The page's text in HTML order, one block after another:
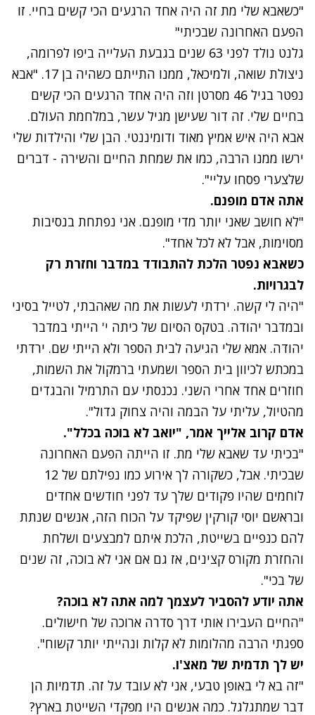
"כשאבא שלי מת זה היה אחד הרגעים הכי קשים בחיי. זו
הפעם האחרונה שבכיתי"
גלנט נולד לפני 63 שנים בגבעת העלייה ביפו לפרומה,
ניצולת שואה, ולמיכאל, ממנו התייתם כשהיה בן 17. "אבא
נפטר בגיל 46 מסרטן וזה היה אחד הרגעים הכי קשים
בחיים שלי. זה דור שעישן מגיל עשר, במלחמת העולם.
אבא היה איש אמיץ מאוד ודומיננטי. הבן שלי והילדות שלי
ירשו ממנו הרבה, כמו את שמחת החיים והשירה - דברים
שלצערי פסחו עליי".
אתה אדם מופנם.
"לא חושב שאני יותר מדי מופנם. אני נפתחת בנסיבות
מסוימות, אבל לא לכל אחד".
כשאבא נפטר הלכת להתבודד במדבר וחזרת רק
לבגרויות.
"היה לי קשה. ירדתי לעשות את מה שאהבתי, לטייל בסיני
ובמדבר יהודה. בטקס הסיום של כיתה י' הייתי במדבר
יהודה. אמא שלי הגיעה לבית הספר ולא הייתי שם. ירדתי
במכתש לכיוון בית הספר ושמעתי ברמקול את השמות,
חוזרים אחד אחרי השני. נכנסתי עם התרמיל והבגדים
מהטיול, עליתי על הבמה והיה צחוק גדול".
אדם קרוב אלייך אמר, "יואב לא בוכה בכלל".
"בכיתי עד שאבא שלי מת. זו הייתה הפעם האחרונה
שבכיתי. אבל, כשקורה לך אירוע כמו נפילתם של 12
לוחמים שהיו פקודים שלך עד לפני חודשים אחדים
ובראשם יוסי קורקין שפיקד על הכוח הזה, אנשים שנתת
להם כנפיים בשייטת, הלכת איתם למבצעים ושלחת
והחזרת מקורס קצינים, אז גם אם אני לא בוכה, זה שנים
של בכי".
אתה יודע להסביר לעצמך למה אתה לא בוכה?
"החיים העבירו אותי דרך סדרה ארוכה של חישולים.
ספגתי הרבה מהלומות לא קלות ונהייתי יותר קשוח".
יש לך תדמית של מאצ'ו.
"זה בא לי באופן טבעי, אני לא עובד על זה. תדמיות הן
דבר שמתגלגל. כמה אנשים היו מפקדי השייטת בארץ?